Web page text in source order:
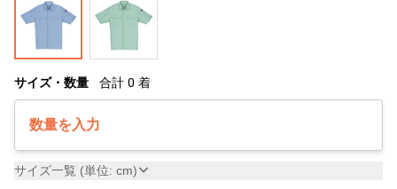
サイズ・数量 合計 0 着
数量を入力
サイズ一覧 (単位: cm)